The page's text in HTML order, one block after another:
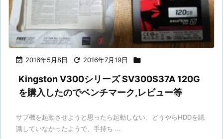
 2016年5月8日  2016年7月19日 
Kingston V300シリーズ SV300S37A 120G
を購入したのでベンチマーク,レビュー等
サブ機を起動させようと思ったら起動しない、どうやらHDDを認
識していなかったようで、手持ち ...